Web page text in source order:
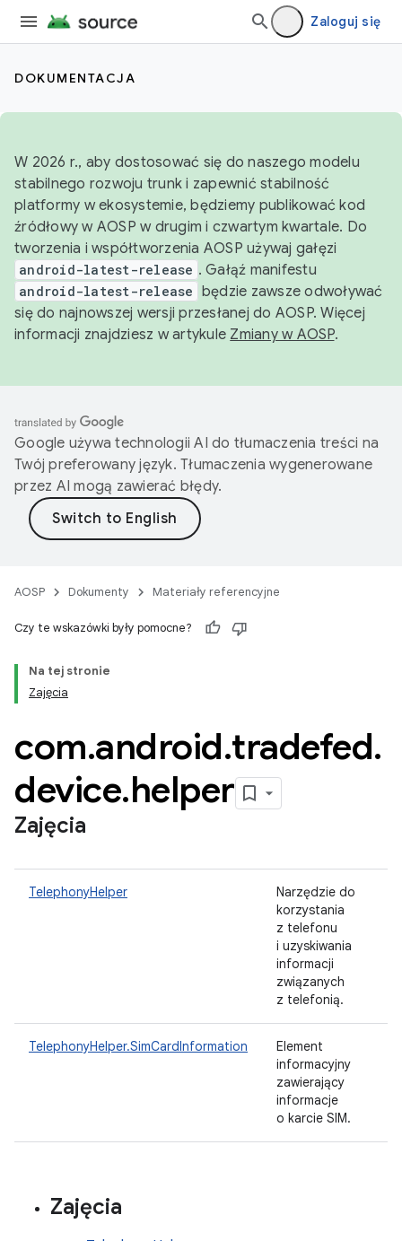
Zaloguj się
DOKUMENTACJA
W 2026 r., aby dostosować się do naszego modelu
stabilnego rozwoju trunk i zapewnić stabilność
platformy w ekosystemie, będziemy publikować kod
źródłowy w AOSP w drugim i czwartym kwartale. Do
tworzenia i współtworzenia AOSP używaj gałęzi
android-latest-release . Gałąź manifestu
android-latest-release będzie zawsze odwoływać
się do najnowszej wersji przesłanej do AOSP. Więcej
informacji znajdziesz w artykule Zmiany w AOSP.
Google używa technologii AI do tłumaczenia treści na
Twój preferowany język. Tłumaczenia wygenerowane
przez AI mogą zawierać błędy.
AOSP Dokumenty Materiały referencyjne
Czy te wskazówki były pomocne?
Na tej stronie
Zajęcia
com.android.tradefed.
device.helper
Zajęcia
TelephonyHelper
Narzędzie do
korzystania
z telefonu
i uzyskiwania
informacji
związanych
z telefonią.
TelephonyHelper.SimCardInformation
Element
informacyjny
zawierający
informacje
o karcie SIM.
Zajęcia